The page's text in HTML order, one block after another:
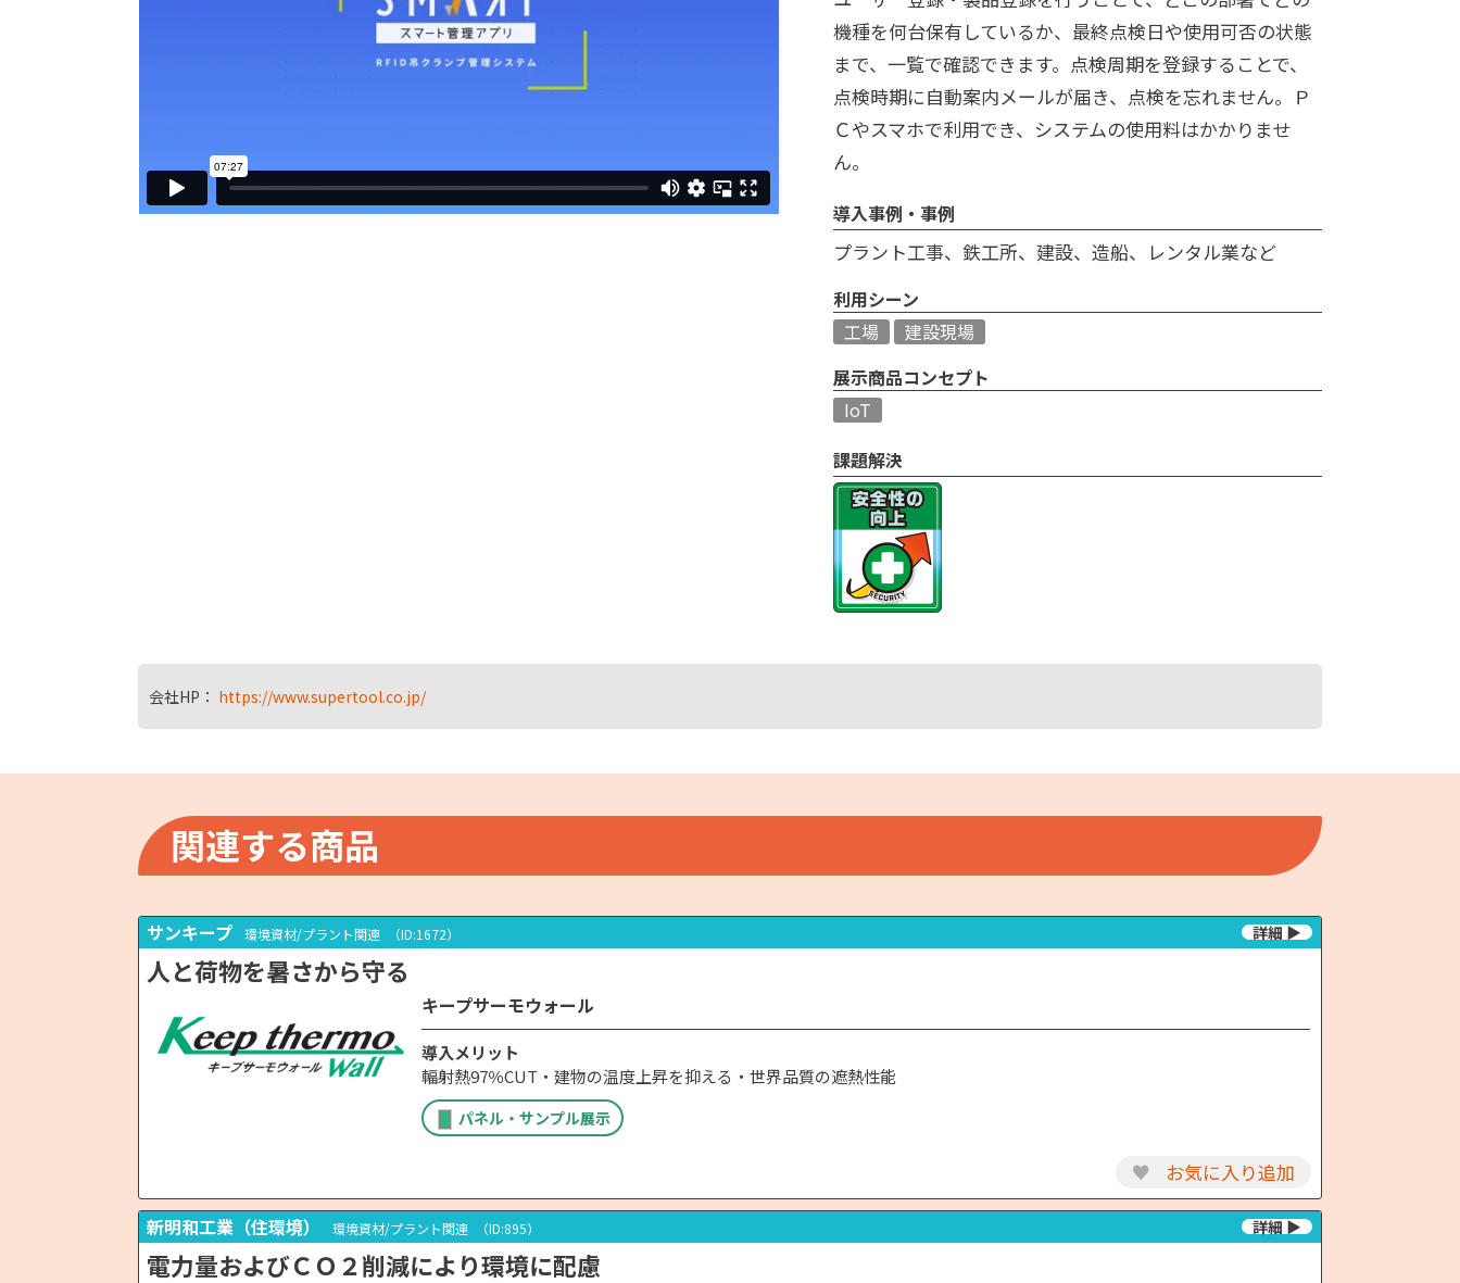
機種を何台保有しているか、最終点検日や使用可否の状態
まで、一覧で確認できます。点検周期を登録することで、
点検時期に自動案内メールが届き、点検を忘れません。Ｐ
Ｃやスマホで利用でき、システムの使用料はかかりませ
ん。
導入事例・事例
プラント工事、鉄工所、建設、造船、レンタル業など
利用シーン
工場
建設現場
展示商品コンセプト
IoT
課題解決
会社HP： https://www.supertool.co.jp/
関連する商品
サンキープ 環境資材/プラント関連 （ID:1672）
人と荷物を暑さから守る
キープサーモウォール
導入メリット
輻射熱97％CUT・建物の温度上昇を抑える・世界品質の遮熱性能
パネル・サンプル展示
♥ お気に入り追加
新明和工業（住環境） 環境資材/プラント関連 （ID:895）
電力量およびＣＯ２削減により環境に配慮